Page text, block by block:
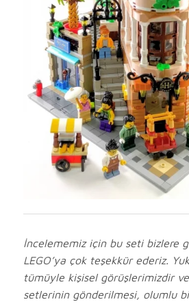
İncelememiz için bu seti bizlere
LEGO’ya çok teşekkür ederiz.
tümüyle kişisel görüşlerimizdir
setlerinin gönderilmesi, olumlu